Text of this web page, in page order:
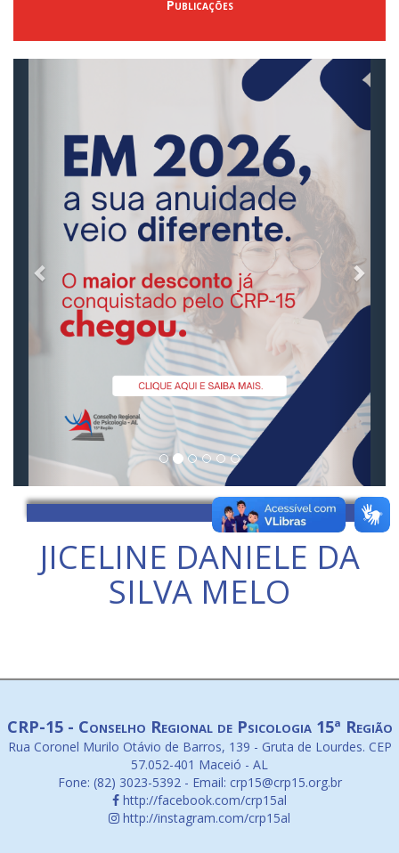
Publicações
JICELINE DANIELE DA
SILVA MELO
CRP-15 - Conselho Regional de Psicologia 15ª Região
Rua Coronel Murilo Otávio de Barros, 139 - Gruta de Lourdes. CEP
57.052-401 Maceió - AL
Fone: (82) 3023-5392 - Email: crp15@crp15.org.br
http://facebook.com/crp15al
http://instagram.com/crp15al